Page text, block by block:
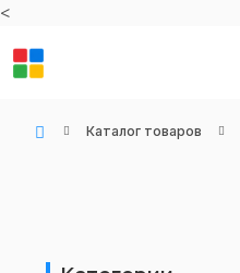
<
Каталог товаров